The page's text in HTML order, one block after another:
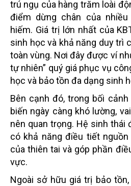
trú ngụ của hàng trăm loài
điểm dừng chân của
hiếm. Giá trị lớn nhất của
sinh học và khả năng duy trì
toàn vùng. Nơi đây được ví
tự nhiên” quý giá phục vụ
học và bảo tồn đa dạng sinh
Bên cạnh đó, trong bối
biến ngày càng khó lường,
nên quan trọng. Hệ sinh thái
có khả năng điều tiết
của thiên tai và góp phần
vực.
Ngoài sở hữu giá trị bảo